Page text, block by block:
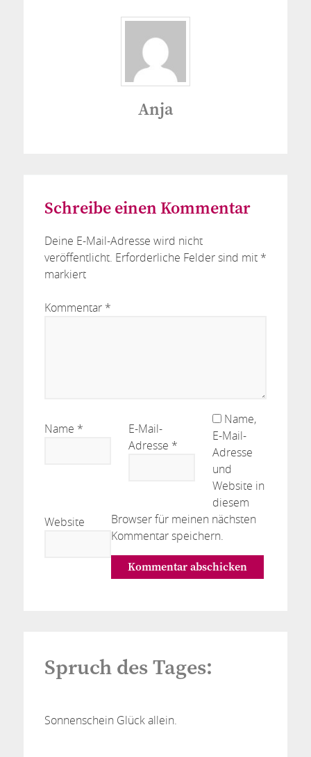
Anja
Schreibe einen Kommentar
Deine E-Mail-Adresse wird nicht
veröffentlicht. Erforderliche Felder sind mit *
markiert
Kommentar *
Name *
E-Mail-
Adresse *
Website
Name,
E-Mail-
Adresse
und
Website in
diesem
Browser für meinen nächsten
Kommentar speichern.
Spruch des Tages:
Sonnenschein Glück allein.